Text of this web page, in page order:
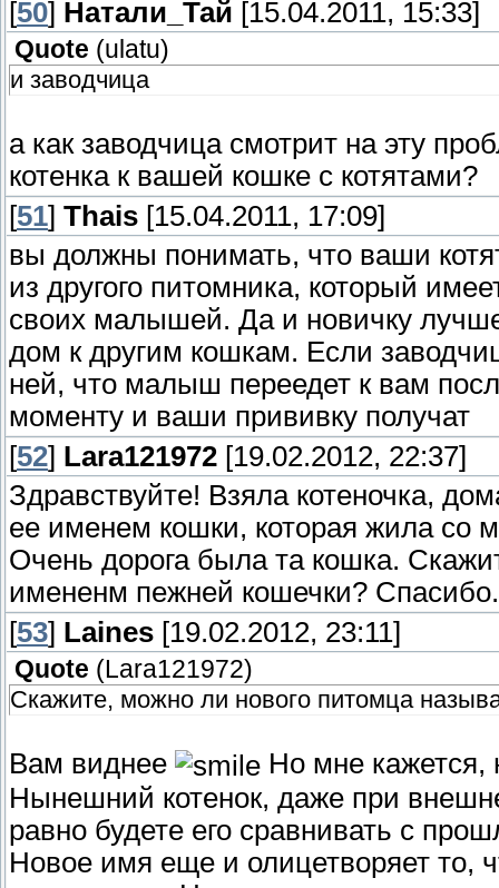
[50] Натали_Тай [15.04.2011, 15:33]
Quote (ulatu)
и заводчица
а как заводчица смотрит на эту
котенка к вашей кошке с котятами?
[51] Thais [15.04.2011, 17:09]
вы должны понимать, что ваши
из другого питомника, который
своих малышей. Да и новичку
дом к другим кошкам. Если
ней, что малыш переедет к вам
моменту и ваши прививку получат
[52] Lara121972 [19.02.2012, 22:37]
Здравствуйте! Взяла котеночка,
ее именем кошки, которая жила со
Очень дорога была та кошка.
имененм пежней кошечки? Спасибо.
[53] Laines [19.02.2012, 23:11]
Quote (Lara121972)
Скажите, можно ли нового питомца
Вам виднее
Но мне кажется,
Нынешний котенок, даже при
равно будете его сравнивать с
Новое имя еще и олицетворяет то,